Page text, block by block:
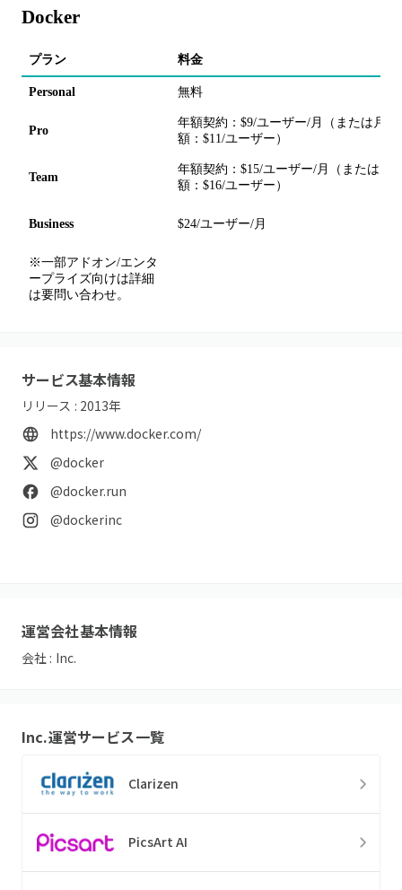
Docker
プラン 料金
Personal 無料
Pro
年額契約：$9/ユーザー/月（または月
額：$11/ユーザー）
Team
年額契約：$15/ユーザー/月（または月
額：$16/ユーザー）
Business $24/ユーザー/月
※一部アドオン/エンタ
ープライズ向けは詳細
は要問い合わせ。
サービス基本情報
リリース : 2013年
https://www.docker.com/
@docker
@docker.run
@dockerinc
運営会社基本情報
会社 : Inc.
Inc.運営サービス一覧
Clarizen
PicsArt AI